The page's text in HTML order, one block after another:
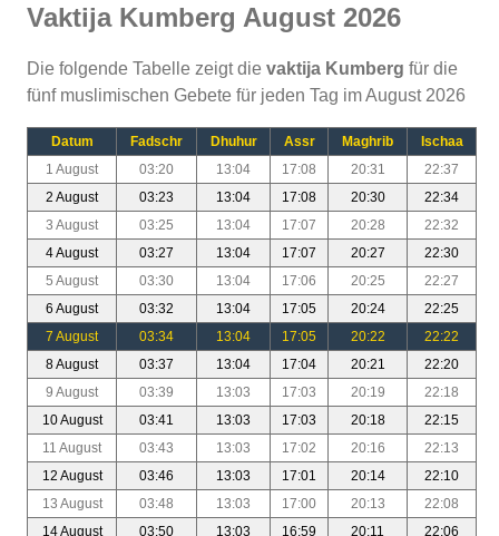
Vaktija Kumberg August 2026
Die folgende Tabelle zeigt die vaktija Kumberg für die
fünf muslimischen Gebete für jeden Tag im August 2026
Datum Fadschr Dhuhur Assr Maghrib
Ischaa
1 August
03:20 13:04 17:08 20:31
22:37
2 August
03:23 13:04 17:08 20:30
22:34
3 August
03:25 13:04 17:07 20:28
22:32
4 August
03:27 13:04 17:07 20:27
22:30
5 August
03:30 13:04 17:06 20:25
22:27
6 August
03:32 13:04 17:05 20:24
22:25
7 August
03:34 13:04 17:05 20:22
22:22
8 August
03:37 13:04 17:04 20:21
22:20
9 August
03:39 13:03 17:03 20:19
22:18
10 August
03:41 13:03 17:03 20:18
22:15
11 August
03:43 13:03 17:02 20:16
22:13
12 August
03:46 13:03 17:01 20:14
22:10
13 August
03:48 13:03 17:00 20:13
22:08
14 August
03:50 13:03 16:59 20:11 22:06